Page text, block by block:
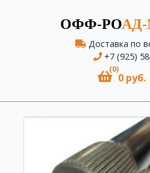
ОФФ-РО
Доставка по
+7 (925)
(0)
0 руб.